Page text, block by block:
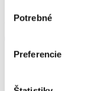
súhlasu
Potrebné
Preferencie
Incididunt laboret
dolor in derit in